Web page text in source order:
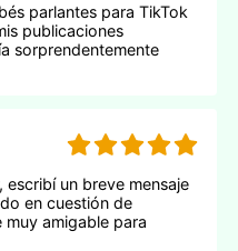
parlantes para TikTok
publicaciones
sorprendentemente
un breve mensaje
en cuestión de
amigable para